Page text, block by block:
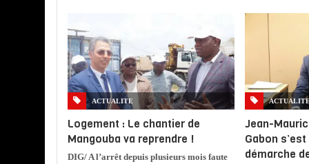
ACTUALITE
Logement : Le chantier de
Mangouba va reprendre !
DIG/ A l’arrêt depuis plusieurs mois faute
Jean-
Gabon
démarche